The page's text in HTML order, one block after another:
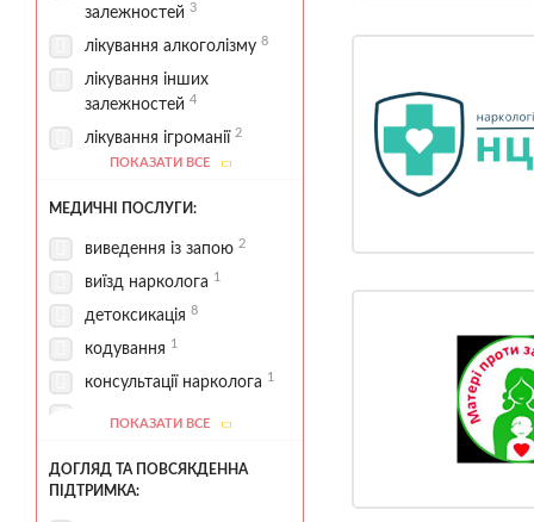
залежностей 3
лікування алкоголізму 8
лікування інших
залежностей 4
лікування ігроманії 2
лікування
ПОКАЗАТИ ВСЕ
МЕДИЧНІ ПОСЛУГИ:
виведення із запою 2
виїзд нарколога 1
детоксикація 8
кодування 1
консультації нарколога 1
контроль
купірування
абстинентного синдрому
ПОКАЗАТИ ВСЕ
ДОГЛЯД ТА ПОВСЯКДЕННА
ПІДТРИМКА: